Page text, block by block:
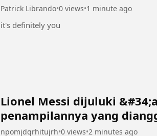
Patrick Librando•0 views•1 minute ago
it's definitely you
Lionel Messi dijuluki
penampilannya yang
manusia biasa 2
npomjdqrhitujrh•0 views•2 minutes ago